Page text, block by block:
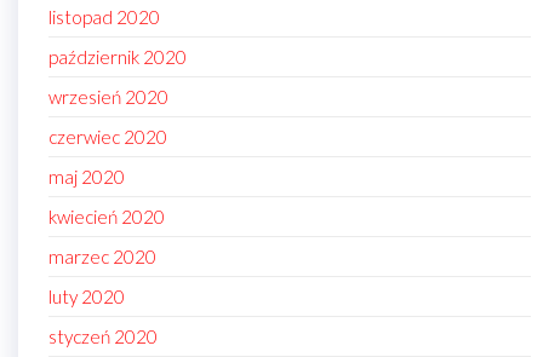
listopad 2020
październik 2020
wrzesień 2020
czerwiec 2020
maj 2020
kwiecień 2020
marzec 2020
luty 2020
styczeń 2020